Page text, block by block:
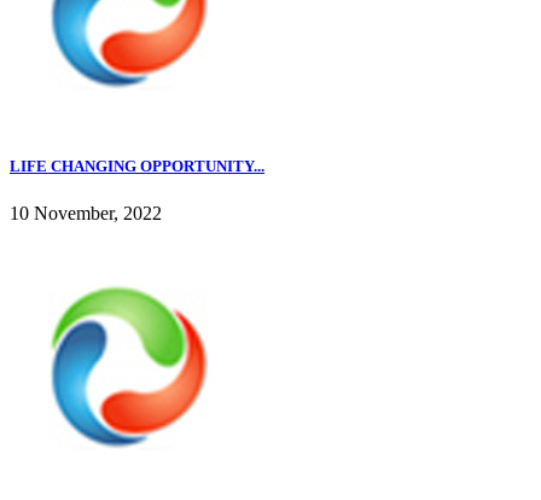
LIFE CHANGING OPPORTUNITY...
10 November, 2022